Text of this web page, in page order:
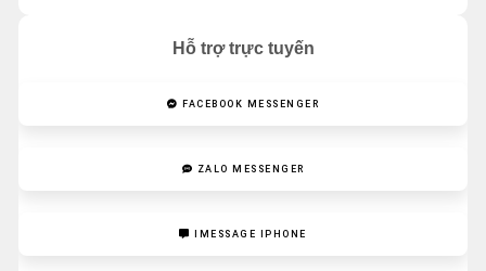
Hỗ trợ trực tuyến
FACEBOOK MESSENGER
ZALO MESSENGER
IMESSAGE IPHONE